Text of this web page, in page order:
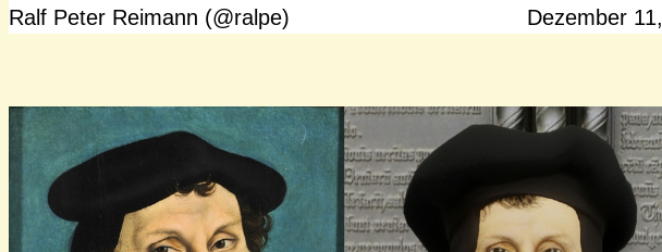
Ralf Peter Reimann (@ralpe) Dezember